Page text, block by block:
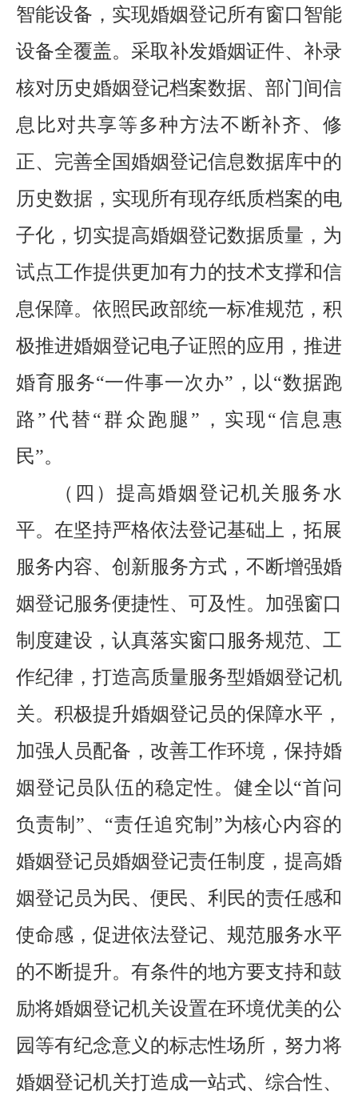
智能设备，实现婚姻登记所有窗口智能
设备全覆盖。采取补发婚姻证件、补录
核对历史婚姻登记档案数据、部门间信
息比对共享等多种方法不断补齐、修
正、完善全国婚姻登记信息数据库中的
历史数据，实现所有现存纸质档案的电
子化，切实提高婚姻登记数据质量，为
试点工作提供更加有力的技术支撑和信
息保障。依照民政部统一标准规范，积
极推进婚姻登记电子证照的应用，推进
婚育服务“一件事一次办”，以“数据跑
路”代替“群众跑腿 ”，实现“信息惠
民”。
（四）提高婚姻登记机关服务水
平。 在坚持严格依法登记基础上，拓展
服务内容、创新服务方式，不断增强婚
姻登记服务便捷性、可及性。加强窗口
制度建设，认真落实窗口服务规范、工
作纪律，打造高质量服务型婚姻登记机
关。积极提升婚姻登记员的保障水平，
加强人员配备，改善工作环境，保持婚
姻登记员队伍的稳定性。健全以“首问
负责制”、 “责任追究制”为核心内容的
婚姻登记员婚姻登记责任制度，提高婚
姻登记员为民、便民、利民的责任感和
使命感，促进依法登记、规范服务水平
的不断提升。有条件的地方要支持和鼓
励将婚姻登记机关设置在环境优美的公
园等有纪念意义的标志性场所，努力将
婚姻登记机关打造成一站式、综合性、